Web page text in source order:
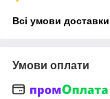
Всі умови доставки
Умови оплати